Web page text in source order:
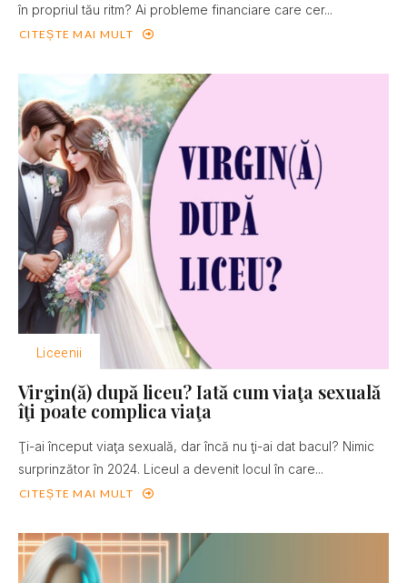
în propriul tău ritm? Ai probleme financiare care cer...
CITEȘTE MAI MULT
Liceenii
Virgin(ă) după liceu? Iată cum viaţa sexuală
îţi poate complica viaţa
Ţi-ai început viaţa sexuală, dar încă nu ţi-ai dat bacul? Nimic
surprinzător în 2024. Liceul a devenit locul în care...
CITEȘTE MAI MULT